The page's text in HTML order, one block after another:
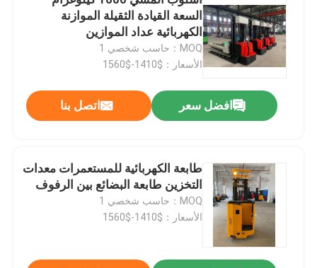
مكدس البليت الكهربائي
الشاحنة الكهربائية
جرار السحب الكهربائي
السعة القيادة الثقيلة الموازنة
الكهربائية عداد الموازين
MOQ：حاسب شخصي 1
الأسعار：$1410-$1560
افضل سعر اتصل بنا
طابعة الكهربائية للمستعمرات معدات
التخزين طابعة البضائع بين الرفوف
MOQ：حاسب شخصي 1
الأسعار：$1410-$1560